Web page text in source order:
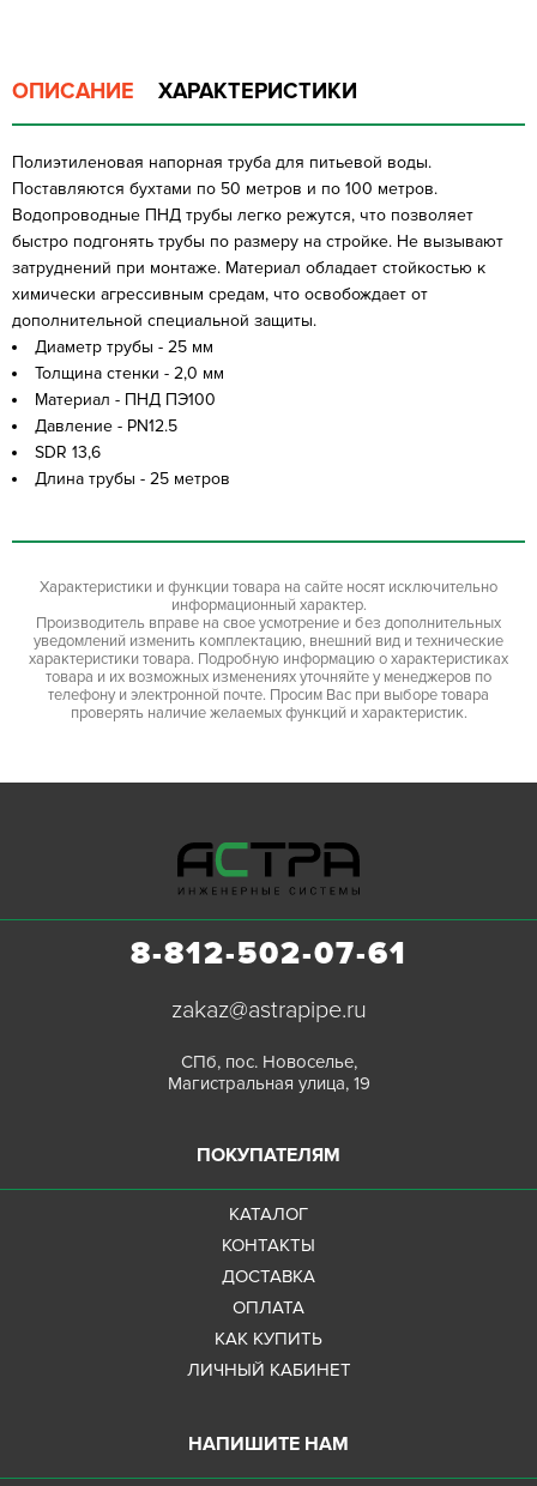
ОПИСАНИЕ ХАРАКТЕРИСТИКИ
Полиэтиленовая напорная труба для питьевой воды.
Поставляются бухтами по 50 метров и по 100 метров.
Водопроводные ПНД трубы легко режутся, что позволяет
быстро подгонять трубы по размеру на стройке. Не вызывают
затруднений при монтаже. Материал обладает стойкостью к
химически агрессивным средам, что освобождает от
дополнительной специальной защиты.
Диаметр трубы - 25 мм
Толщина стенки - 2,0 мм
Материал - ПНД ПЭ100
Давление - PN12.5
SDR 13,6
Длина трубы - 25 метров
Характеристики и функции товара на сайте носят исключительно
информационный характер.
Производитель вправе на свое усмотрение и без дополнительных
уведомлений изменить комплектацию, внешний вид и технические
характеристики товара. Подробную информацию о характеристиках
товара и их возможных изменениях уточняйте у менеджеров по
телефону и электронной почте. Просим Вас при выборе товара
проверять наличие желаемых функций и характеристик.
8-812-502-07-61
zakaz@astrapipe.ru
СПб, пос. Новоселье,
Магистральная улица, 19
ПОКУПАТЕЛЯМ
КАТАЛОГ
КОНТАКТЫ
ДОСТАВКА
ОПЛАТА
КАК КУПИТЬ
ЛИЧНЫЙ КАБИНЕТ
НАПИШИТЕ НАМ